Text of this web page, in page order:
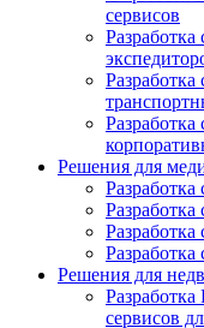
сервисов
Решения для
Разработка
Разработка
Разработка
Решения для
сервисов